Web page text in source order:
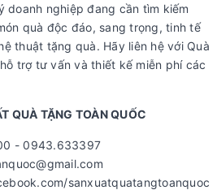
doanh nghiệp đang cần tìm kiếm
quà độc đáo, sang trọng, tinh tế
thuật tặng quà. Hãy liên hệ với Quà
trợ tư vấn và thiết kế miễn phí các
QUÀ TẶNG TOÀN QUỐC
- 0943.633397
sanxuatquatangtoanquoc